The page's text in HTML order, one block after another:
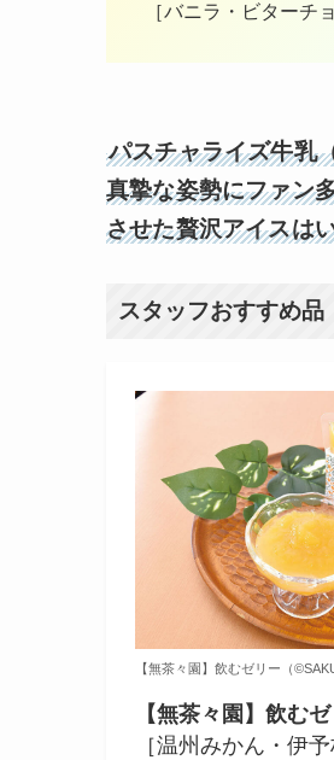
［バニラ・ビターチ
パスチャライズ牛乳
真摯な姿勢にファン
させた贅沢アイスは
スタッフおすすめ品
【無茶々園】飲むゼリー（
【無茶々園】飲む
［温州みかん・伊